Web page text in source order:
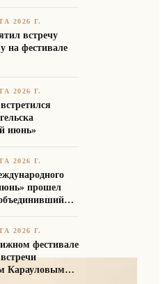
2026 Г.
встречу
на фестивале
2026 Г.
июнь»
2026 Г.
прошел
2026 Г.
фестивале
Карауловым